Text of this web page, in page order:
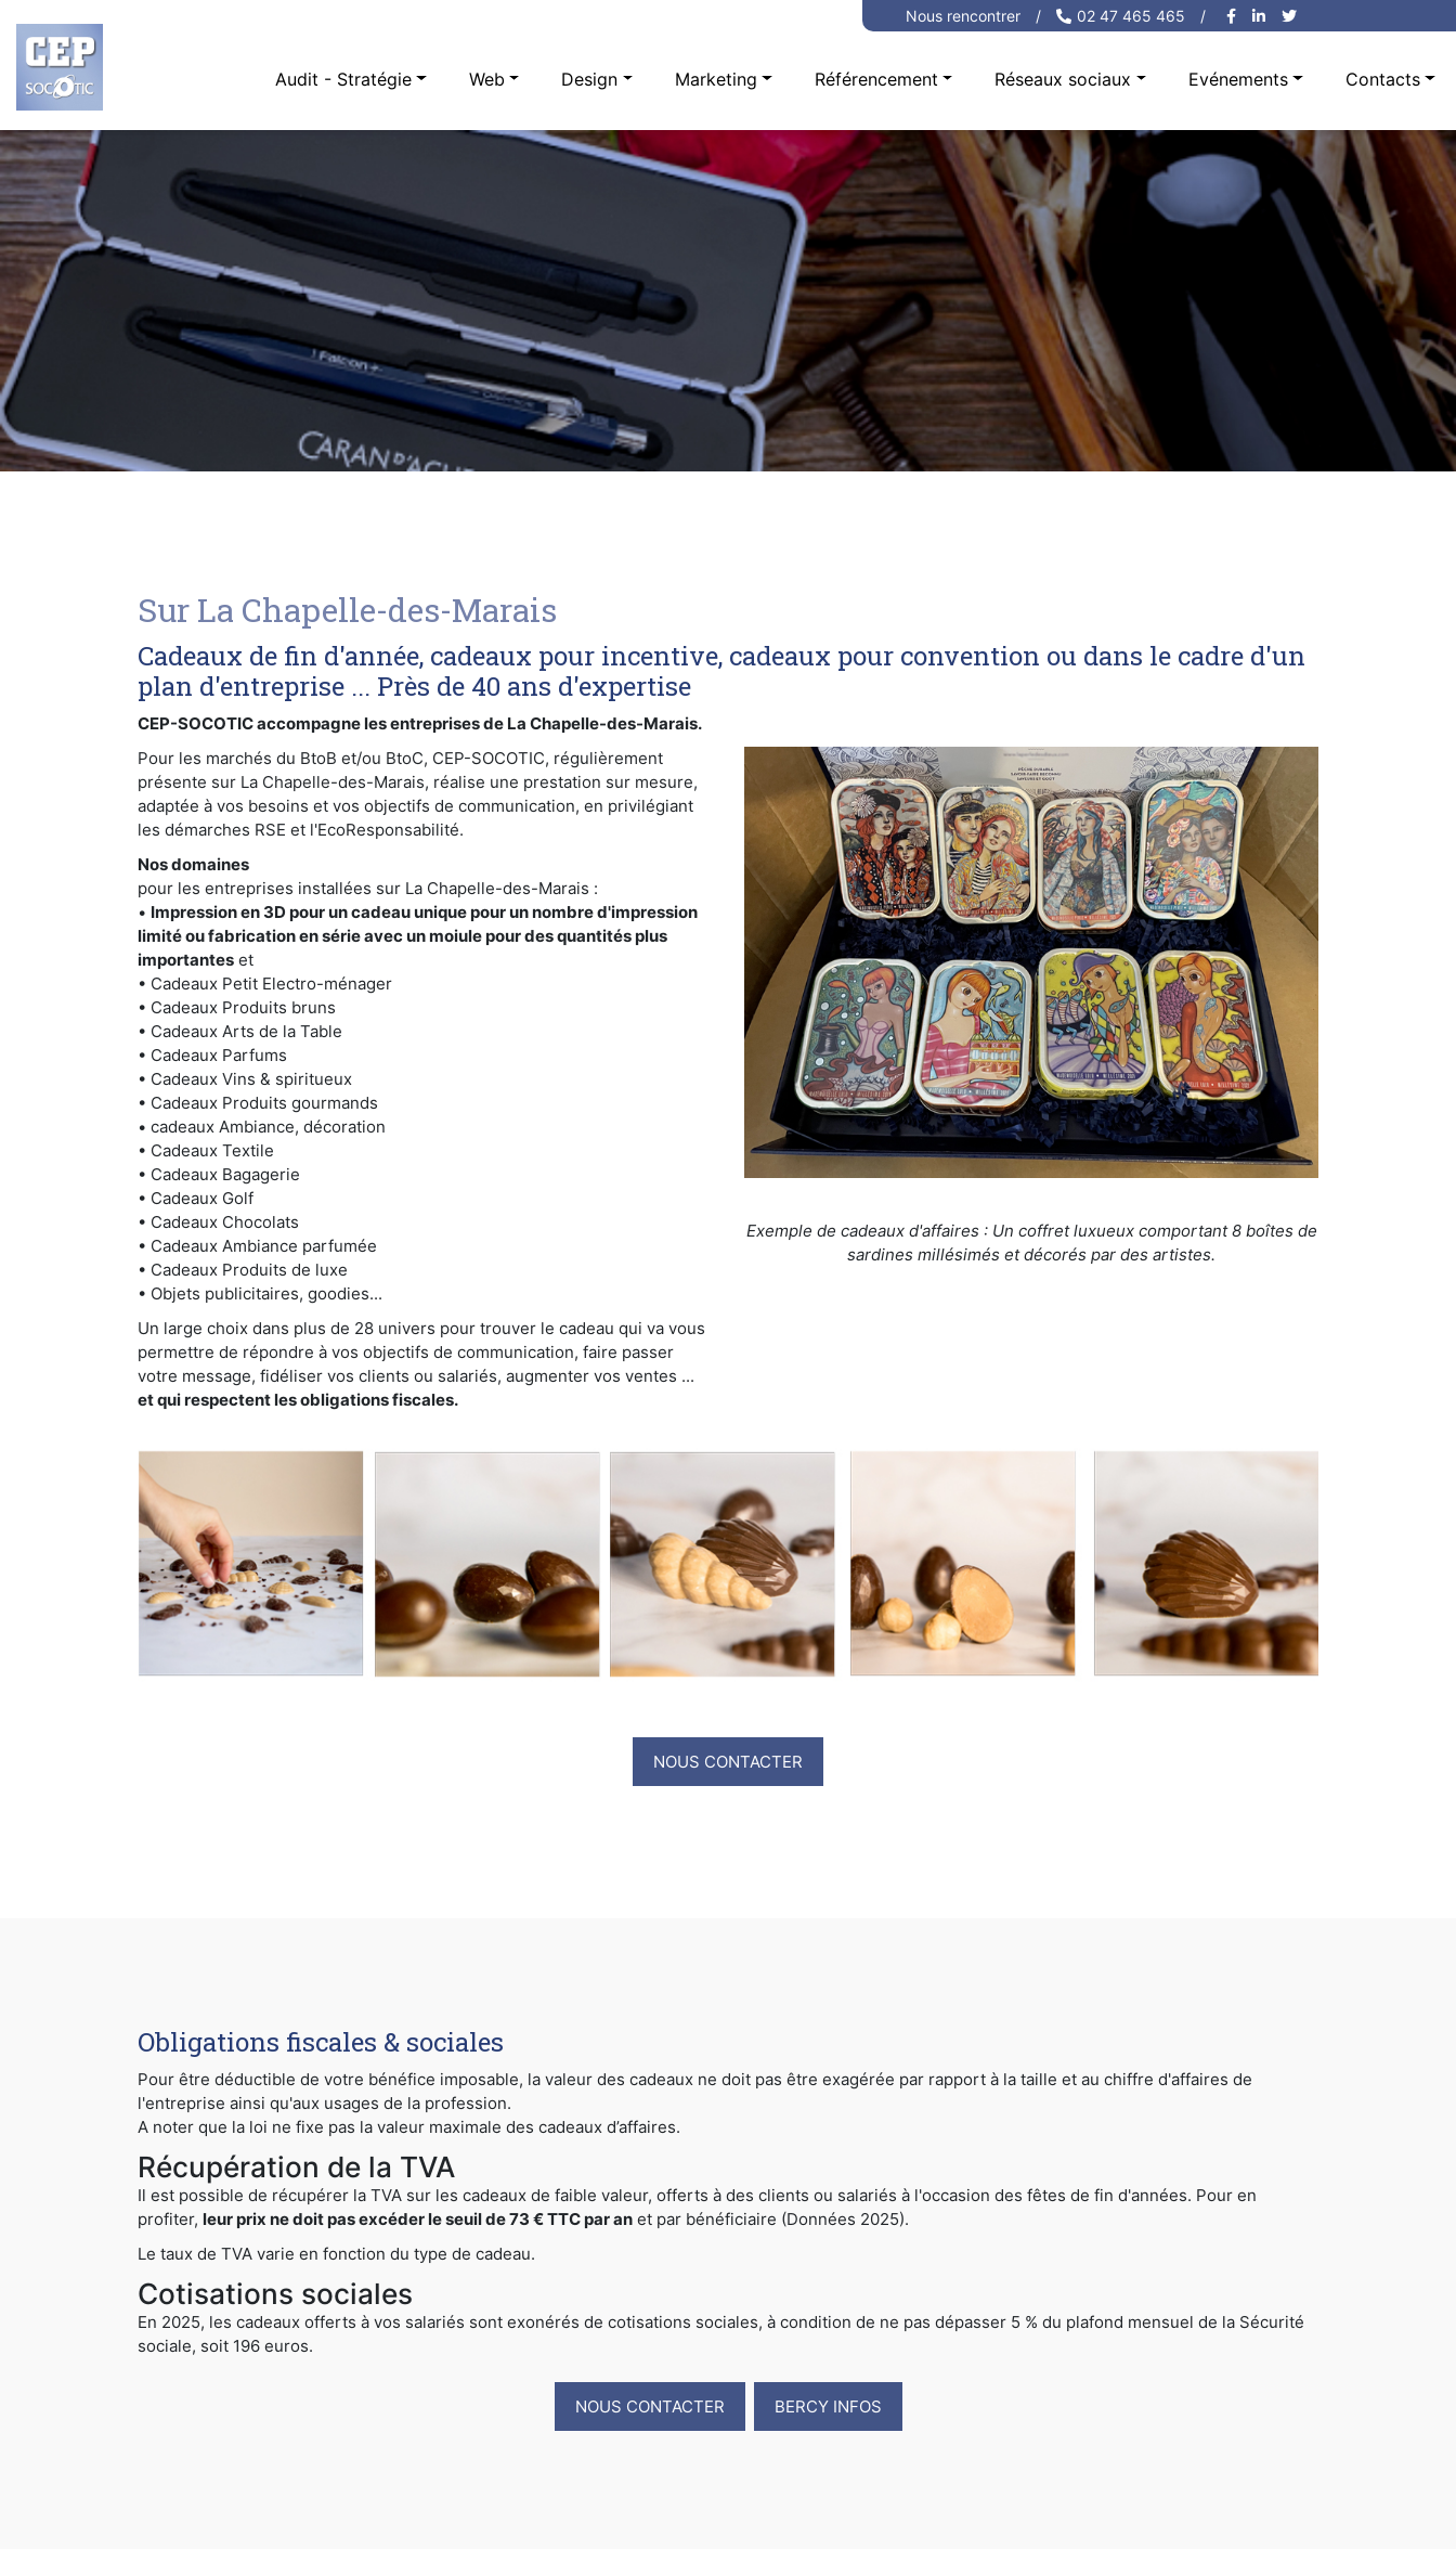
Nous rencontrer / 02 47 465 465 /
Audit - Stratégie Web Design Marketing Référencement Réseaux sociaux Evénements Contacts
Sur La Chapelle-des-Marais
Cadeaux de fin d'année, cadeaux pour incentive, cadeaux pour convention ou dans le cadre d'un
plan d'entreprise ... Près de 40 ans d'expertise
CEP-SOCOTIC accompagne les entreprises de La Chapelle-des-Marais.
Pour les marchés du BtoB et/ou BtoC, CEP-SOCOTIC, régulièrement
présente sur La Chapelle-des-Marais, réalise une prestation sur mesure,
adaptée à vos besoins et vos objectifs de communication, en privilégiant
les démarches RSE et l'EcoResponsabilité.
Nos domaines
pour les entreprises installées sur La Chapelle-des-Marais :
• Impression en 3D pour un cadeau unique pour un nombre d'impression
limité ou fabrication en série avec un moiule pour des quantités plus
importantes et
• Cadeaux Petit Electro-ménager
• Cadeaux Produits bruns
• Cadeaux Arts de la Table
• Cadeaux Parfums
• Cadeaux Vins & spiritueux
• Cadeaux Produits gourmands
• cadeaux Ambiance, décoration
• Cadeaux Textile
• Cadeaux Bagagerie
• Cadeaux Golf
• Cadeaux Chocolats
• Cadeaux Ambiance parfumée
• Cadeaux Produits de luxe
• Objets publicitaires, goodies...
Un large choix dans plus de 28 univers pour trouver le cadeau qui va vous
permettre de répondre à vos objectifs de communication, faire passer
votre message, fidéliser vos clients ou salariés, augmenter vos ventes ...
et qui respectent les obligations fiscales.
Exemple de cadeaux d'affaires : Un coffret luxueux comportant 8 boîtes de
sardines millésimés et décorés par des artistes.
NOUS CONTACTER
Obligations fiscales & sociales
Pour être déductible de votre bénéfice imposable, la valeur des cadeaux ne doit pas être exagérée par rapport à la taille et au chiffre d'affaires de
l'entreprise ainsi qu'aux usages de la profession.
A noter que la loi ne fixe pas la valeur maximale des cadeaux d’affaires.
Récupération de la TVA
Il est possible de récupérer la TVA sur les cadeaux de faible valeur, offerts à des clients ou salariés à l'occasion des fêtes de fin d'années. Pour en
profiter, leur prix ne doit pas excéder le seuil de 73 € TTC par an et par bénéficiaire (Données 2025).
Le taux de TVA varie en fonction du type de cadeau.
Cotisations sociales
En 2025, les cadeaux offerts à vos salariés sont exonérés de cotisations sociales, à condition de ne pas dépasser 5 % du plafond mensuel de la Sécurité
sociale, soit 196 euros.
NOUS CONTACTER BERCY INFOS